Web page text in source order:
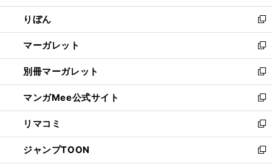
開
く
ウ
で
開
く
ン
ド
ウ
で
開
く
ウ
ィ
ン
ド
ウ
で
開
く
りぼん
新
し
い
ウ
ィ
ン
ド
ウ
で
開
く
マーガレット
新
し
い
ウ
ィ
ン
ド
ウ
で
開
別冊マーガレット
新
し
い
ウ
ィ
ン
ド
ウ
マンガMee公式サイト
新
し
い
ウ
ィ
ン
リマコミ
新
し
い
ウ
ジャンプTOON
新